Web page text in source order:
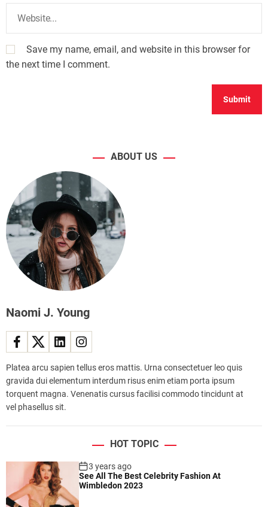
Save my name, email, and website in this browser for
the next time I comment.
ABOUT US
Naomi J. Young
Platea arcu sapien tellus eros mattis. Urna consectetuer leo quis
gravida dui elementum interdum risus enim etiam porta ipsum
torquent magna. Venenatis cursus facilisi commodo tincidunt at
vel phasellus sit.
HOT TOPIC
3 years ago
See All The Best Celebrity Fashion At
Wimbledon 2023